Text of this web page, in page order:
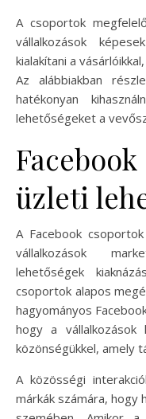
A csoportok
vállalkozások
kialakítani a
Az alábbiakban
hatékonyan
lehetőségeket a
üzleti
A Facebook
vállalkozások
lehetőségek
csoportok alapos
hagyományos
hogy a vállalkozások
közönségükkel, amely
A közösségi
márkák számára, hogy